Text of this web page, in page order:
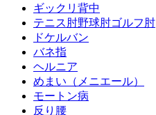
ギックリ背中
テニス肘野球肘ゴルフ肘
ドケルバン
バネ指
ヘルニア
めまい（メニエール）
モートン病
反り腰